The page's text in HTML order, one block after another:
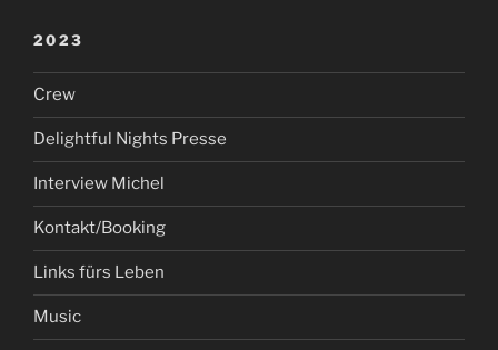
2023
Crew
Delightful Nights Presse
Interview Michel
Kontakt/Booking
Links fürs Leben
Music